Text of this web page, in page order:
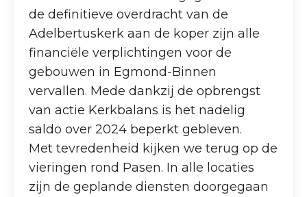
de definitieve overdracht van de
Adelbertuskerk aan de koper zijn alle
financiële verplichtingen voor de
gebouwen in Egmond-Binnen
vervallen. Mede dankzij de opbrengst
van actie Kerkbalans is het nadelig
saldo over 2024 beperkt gebleven.
Met tevredenheid kijken we terug op de
vieringen rond Pasen. In alle locaties
zijn de geplande diensten doorgegaan